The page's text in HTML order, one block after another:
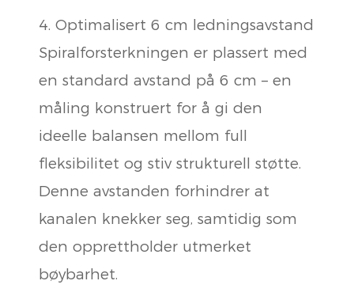
4. Optimalisert 6 cm ledningsavstand
Spiralforsterkningen er plassert med
en standard avstand på 6 cm – en
måling konstruert for å gi den
ideelle balansen mellom full
fleksibilitet og stiv strukturell støtte.
Denne avstanden forhindrer at
kanalen knekker seg, samtidig som
den opprettholder utmerket
bøybarhet.